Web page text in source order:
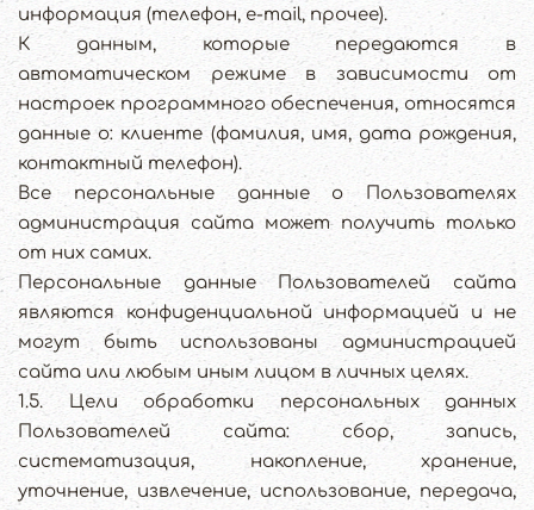
информация (телефон, e-mail, прочее).
К данным, которые передаются в
автоматическом режиме в зависимости от
настроек программного обеспечения, относятся
данные о: клиенте (фамилия, имя, дата рождения,
контактный телефон).
Все персональные данные о Пользователях
администрация сайта может получить только
от них самих.
Персональные данные Пользователей сайта
являются конфиденциальной информацией и не
могут быть использованы администрацией
сайта или любым иным лицом в личных целях.
1.5. Цели обработки персональных данных
Пользователей сайта: сбор, запись,
систематизация, накопление, хранение,
уточнение, извлечение, использование, передача,